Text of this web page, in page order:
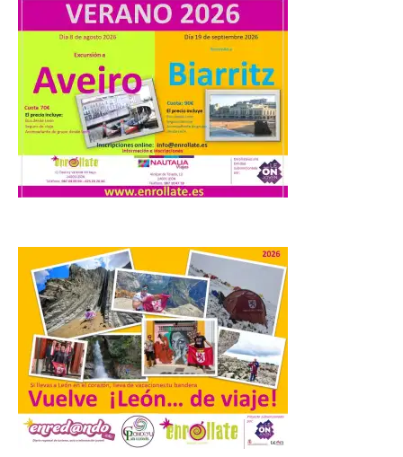
del eclipse solar que
organiza con la ESA y el
Ayuntamiento
7 Ago 2026
Los materiales ya pueden
recogerse gratuitamente
en la Oficina de
Información Turística de
León e incluyen, además
observar el eclipse con seguridad León, 7
de agosto de 2026. La programación […]
Laciana comienza su
programación para
disfrutar el eclipse total
del 12 de agosto
7 Ago 2026